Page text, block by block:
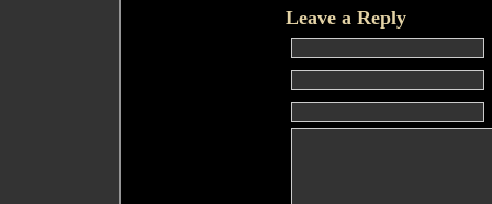
Leave a Reply